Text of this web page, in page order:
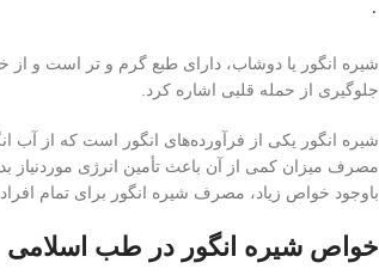
۰
شیره انگور یا دوشاب، دارای طبع گرم و تر است و
جلوگیری از حمله قلبی اشاره کرد.
شیره انگور یکی از فرآورده‌های انگور است که از آب
باوجود خواص زیاد، مصرف شیره انگور برای تمام
خواص شیره انگور در طب اسلامی